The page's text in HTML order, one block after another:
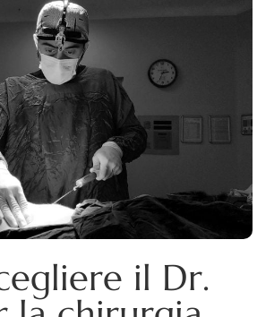
il Dr.